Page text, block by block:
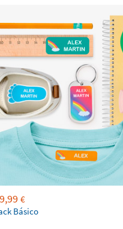
€
Básico